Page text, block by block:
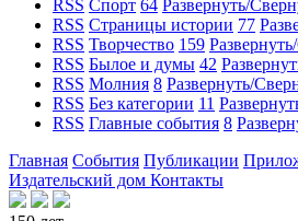
RSS Спорт 64 Развернуть/
RSS Страницы истории 77
RSS Творчество 159
RSS Былое и думы 42
RSS Молния 8 Развернуть/
RSS Без категории 11
RSS Главные события 8
Главная События Публикации
Издательский дом Контакты